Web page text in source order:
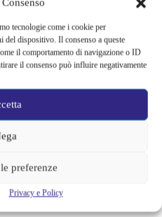
tecnologie come i cookie per
del dispositivo. Il consenso a queste
il comportamento di navigazione o ID
il consenso può influire negativamente
preferenze
Privacy e Policy
di vita | Zak Penn conferma il
far partire il film
2026 | Serie, film e
perdere
una vecchia ferita | Il finale
Bros. ha pochi mesi per trovare un
Video, squali e claustrofobia nel
diventa una trappola